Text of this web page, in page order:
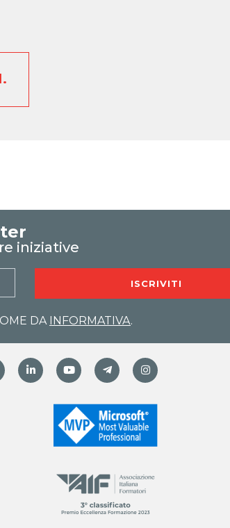
iniziative
ISCRIVITI
DA INFORMATIVA.